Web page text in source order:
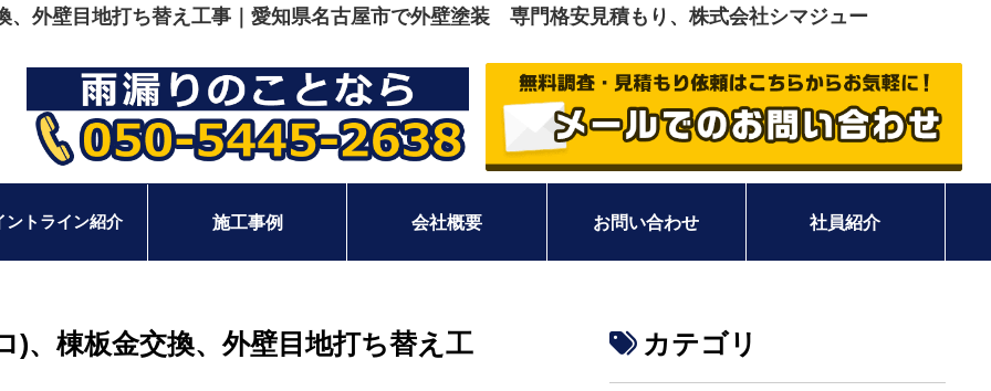
、外壁目地打ち替え工事｜愛知県名古屋市で外壁塗装 専門格安見積もり、株式会社シマジュー
ントライン紹介 施工事例 会社概要 お問い合わせ 社員紹介
)、棟板金交換、外壁目地打ち替え工 カテゴリ